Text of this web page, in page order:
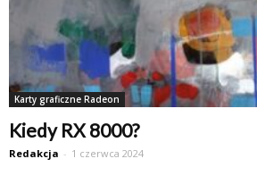
Karty graficzne Radeon
Kiedy RX 8000?
Redakcja - 1 czerwca 2024